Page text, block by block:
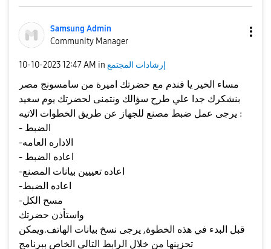
Samsung Admin
Community Manager
‎10-10-202312:47 AM in إرشادات المجتمع
مساء الخير يا فندم مع حضرتك اميرة من سامسونج مصر
بنشكرك جدا علي طرح سؤالك ونتمنى لحضرتك يوم سعيد
يرجى عمل ضبط مصنع للجهاز عن طريق الخطوات الاتيه :
قبل البدء في هذه الخطوة, يرجى نسخ بيانات الهاتف.ويمكن
تحزينها من خلال الرابط التالي الخاص ببرنامج